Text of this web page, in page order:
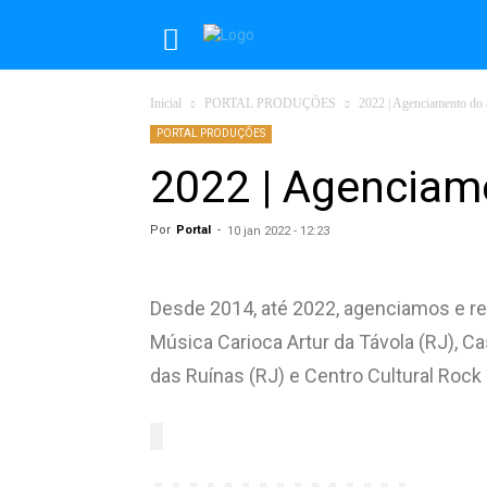
Inicial PORTAL PRODUÇÕES 2022 | Agenciamento
PORTAL PRODUÇÕES
2022 |
Por Portal - 10 jan 2022 - 12:23
Desde 2014, até 2022, agenciamos e
Música Carioca Artur da Távola (RJ),
das Ruínas (RJ) e Centro Cultural